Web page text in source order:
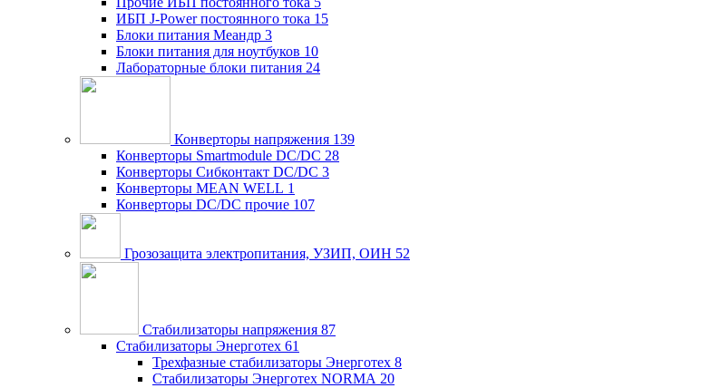
ИБП J-Power постоянного тока 15
Блоки питания Меандр 3
Блоки питания для ноутбуков 10
Лабораторные блоки питания 24
Конверторы напряжения 139
Конверторы Smartmodule DC/DC 28
Конверторы Сибконтакт DC/DC 3
Конверторы MEAN WELL 1
Конверторы DC/DC прочие 107
Грозозащита электропитания, УЗИП, ОИН 52
Стабилизаторы напряжения 87
Стабилизаторы Энерготех 61
Трехфазные стабилизаторы Энерготех 8
Стабилизаторы Энерготех NORMA 20